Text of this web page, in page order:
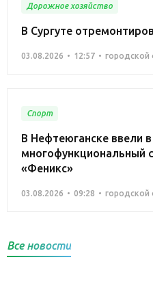
Дорожное хозяйство
В Сургуте
03.08.2026 12:57 городской
Спорт
В Нефтеюганске ввели
многофункциональный
«Феникс»
03.08.2026 09:28 городской
Все новости